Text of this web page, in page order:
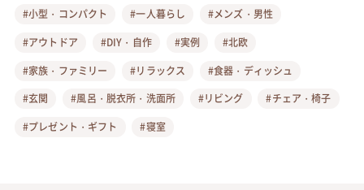
#小型・コンパクト
#一人暮らし
#メンズ・男性
#アウトドア
#DIY・自作 #実例
#北欧
#家族・ファミリー
#リラックス
#食器・ディッシュ
#玄関
#風呂・脱衣所・洗面所 #リビング
#チェア・椅子
#プレゼント・ギフト
#寝室